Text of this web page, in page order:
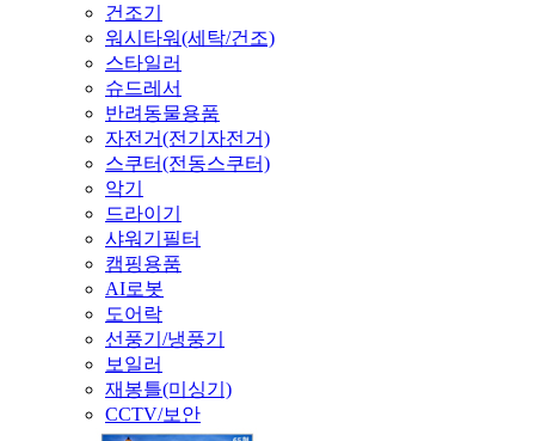
건조기
워시타워(세탁/건조)
스타일러
슈드레서
반려동물용품
자전거(전기자전거)
스쿠터(전동스쿠터)
악기
드라이기
샤워기필터
캠핑용품
AI로봇
도어락
선풍기/냉풍기
보일러
재봉틀(미싱기)
CCTV/보안